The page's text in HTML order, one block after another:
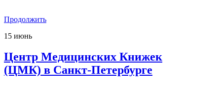
Продолжить
15 июнь
Центр Медицинских Книжек
(ЦМК) в Санкт-Петербурге